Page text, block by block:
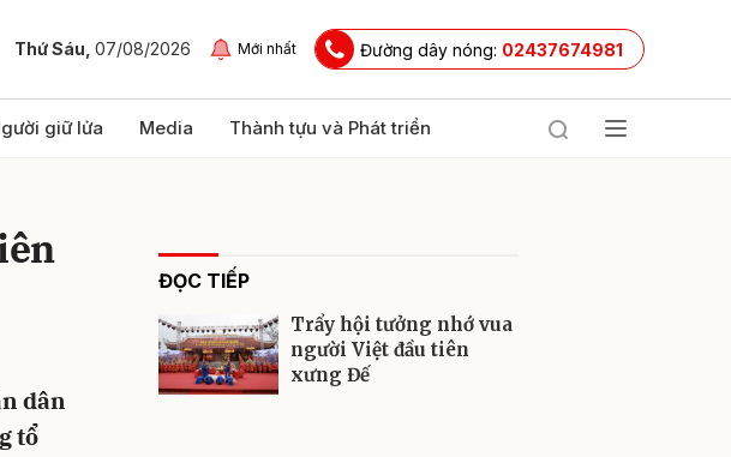
Thứ Sáu, 07/08/2026 Mới nhất Đường dây nóng: 02437674981
giữ lửa Media Thành tựu và Phát triển
dân
tổ
ĐỌC TIẾP
Trẩy hội tưởng nhớ vua
người Việt đầu tiên
xưng Đế
Gửi